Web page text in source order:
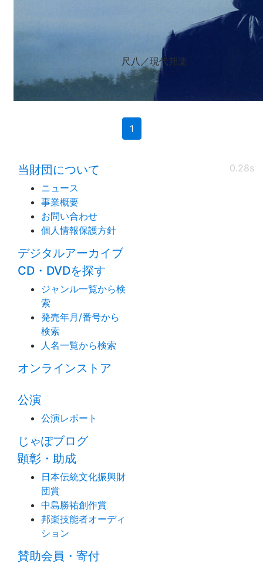
尺八／現代邦楽
1(current)
0.28s
当財団について
ニュース
事業概要
お問い合わせ
個人情報保護方針
デジタルアーカイブ
CD・DVDを探す
ジャンル一覧から検
索
発売年月/番号から
検索
人名一覧から検索
オンラインストア
公演
公演レポート
じゃぽブログ
顕彰・助成
日本伝統文化振興財
団賞
中島勝祐創作賞
邦楽技能者オーディ
ション
賛助会員・寄付